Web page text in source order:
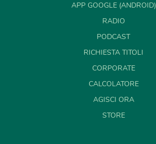
APP GOOGLE (ANDROID)
RADIO
PODCAST
RICHIESTA TITOLI
CORPORATE
CALCOLATORE
AGISCI ORA
STORE